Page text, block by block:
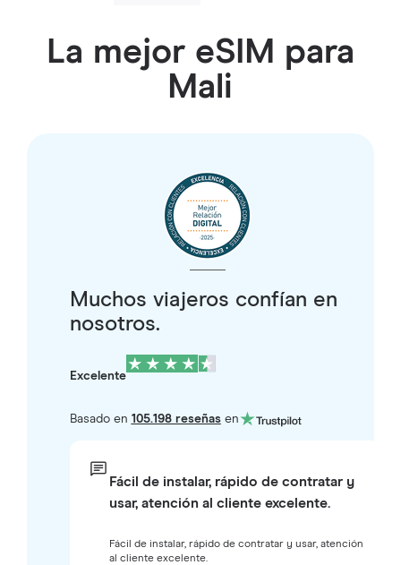
La mejor eSIM para
Mali
Muchos viajeros confían en
nosotros.
Excelente
Basado en 105.198 reseñasen
Fácil de instalar, rápido de contratar y
usar, atención al cliente excelente.
Fácil de instalar, rápido de contratar y usar, atención
al cliente excelente.